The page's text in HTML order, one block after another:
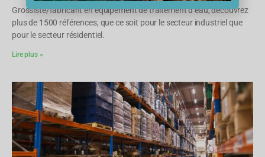
Grossiste/fabricant en équipement de traitement d’eau, découvrez
plus de 1500 références, que ce soit pour le secteur industriel que
pour le secteur résidentiel.
Lire plus »